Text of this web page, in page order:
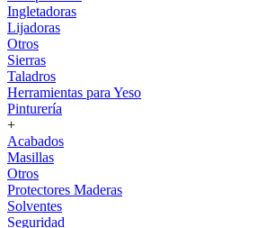
Ingletadoras
Lijadoras
Otros
Sierras
Taladros
Herramientas para Yeso
Pinturería
+
Acabados
Masillas
Otros
Protectores Maderas
Solventes
Seguridad